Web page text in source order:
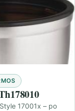
17001x – po